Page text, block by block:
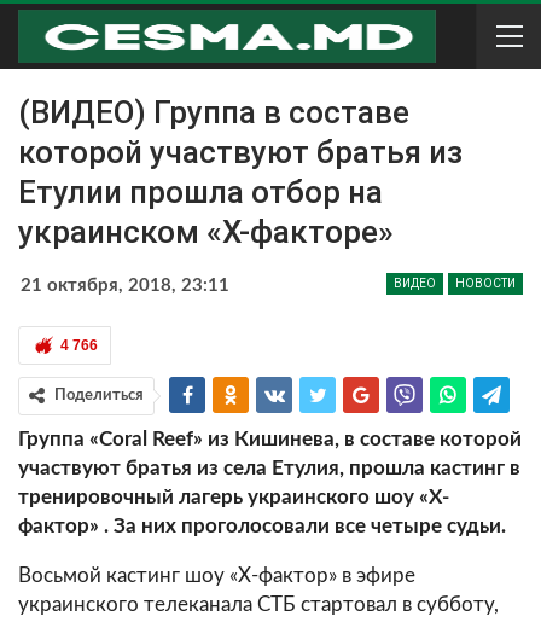
(ВИДЕО) Группа в составе
которой участвуют братья из
Етулии прошла отбор на
украинском «Х-факторе»
ВИДЕО НОВОСТИ
21 октября, 2018, 23:11
4 766
Поделиться
Группа «Coral Reef» из Кишинева, в составе которой
участвуют братья из села Етулия, прошла кастинг в
тренировочный лагерь украинского шоу «Х-
фактор» . За них проголосовали все четыре судьи.
Восьмой кастинг шоу «Х-фактор» в эфире
украинского телеканала СТБ стартовал в субботу,